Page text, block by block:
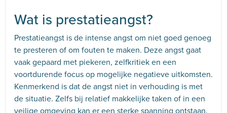
Wat is prestatieangst?
Prestatieangst is de intense angst om niet goed genoeg
te presteren of om fouten te maken. Deze angst gaat
vaak gepaard met piekeren, zelfkritiek en een
voortdurende focus op mogelijke negatieve uitkomsten.
Kenmerkend is dat de angst niet in verhouding is met
de situatie. Zelfs bij relatief makkelijke taken of in een
veilige omgeving kan er een sterke spanning ontstaan.